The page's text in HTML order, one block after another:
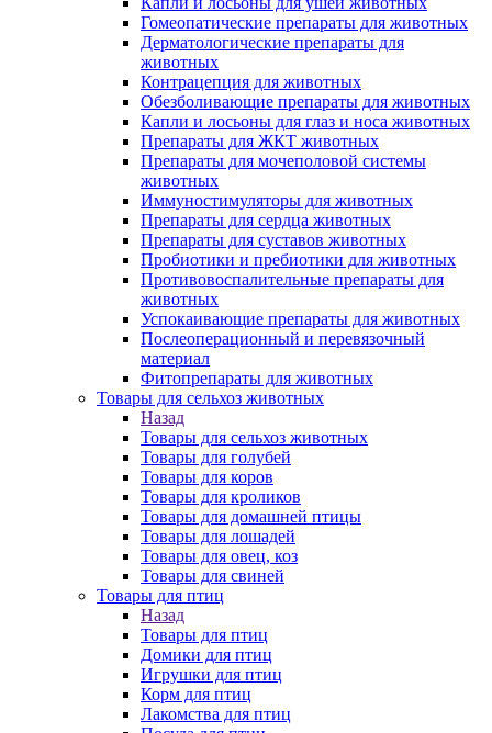
Гомеопатические препараты для животных
Дерматологические препараты для
животных
Контрацепция для животных
Обезболивающие препараты для животных
Капли и лосьоны для глаз и носа животных
Препараты для ЖКТ животных
Препараты для мочеполовой системы
животных
Иммуностимуляторы для животных
Препараты для сердца животных
Препараты для суставов животных
Пробиотики и пребиотики для животных
Противовоспалительные препараты для
животных
Успокаивающие препараты для животных
Послеоперационный и перевязочный
материал
Фитопрепараты для животных
Товары для сельхоз животных
Назад
Товары для сельхоз животных
Товары для голубей
Товары для коров
Товары для кроликов
Товары для домашней птицы
Товары для лошадей
Товары для овец, коз
Товары для свиней
Товары для птиц
Назад
Товары для птиц
Домики для птиц
Игрушки для птиц
Корм для птиц
Лакомства для птиц